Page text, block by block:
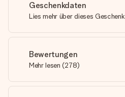
Geschenkdaten
Lies mehr über dieses Geschenk
Bewertungen
Mehr lesen (278)